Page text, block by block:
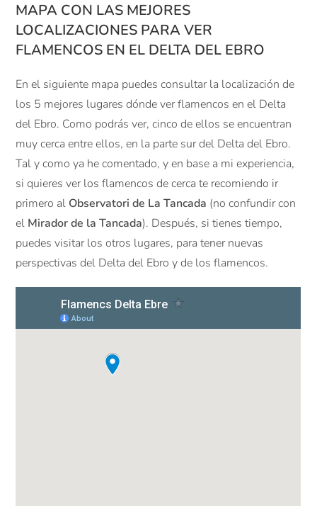
MAPA CON LAS MEJORES
LOCALIZACIONES PARA VER
FLAMENCOS EN EL DELTA DEL EBRO
En el siguiente mapa puedes consultar la localización de
los 5 mejores lugares dónde ver flamencos en el Delta
del Ebro. Como podrás ver, cinco de ellos se encuentran
muy cerca entre ellos, en la parte sur del Delta del Ebro.
Tal y como ya he comentado, y en base a mi experiencia,
si quieres ver los flamencos de cerca te recomiendo ir
primero al Observatori de La Tancada (no confundir con
el Mirador de la Tancada). Después, si tienes tiempo,
puedes visitar los otros lugares, para tener nuevas
perspectivas del Delta del Ebro y de los flamencos.